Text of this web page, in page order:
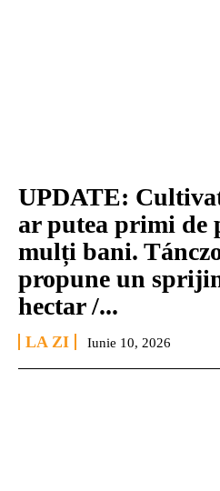
UPDATE:
ar putea primi de
mulți bani.
propune un
hectar /...
LA ZI Iunie 10, 2026